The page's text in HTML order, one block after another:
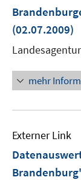
(02.07.2009)
mehr
Externer Link